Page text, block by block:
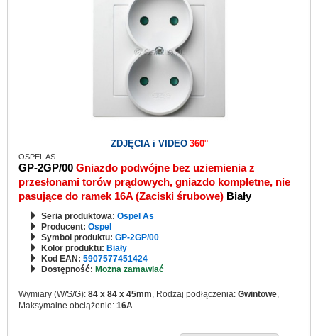
ZDJĘCIA i VIDEO 360°
OSPEL AS
GP-2GP/00 Gniazdo podwójne bez uziemienia z
przesłonami torów prądowych, gniazdo kompletne, nie
pasujące do ramek 16A (Zaciski śrubowe) Biały
Seria produktowa: Ospel As
Producent: Ospel
Symbol produktu: GP-2GP/00
Kolor produktu: Biały
Kod EAN: 5907577451424
Dostępność: Można zamawiać
Wymiary (W/S/G): 84 x 84 x 45mm, Rodzaj podłączenia: Gwintowe,
Maksymalne obciążenie: 16A